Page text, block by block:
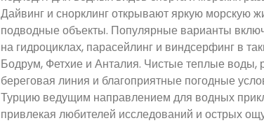
Дайвинг и снорклинг открывают яркую морскую
подводные объекты. Популярные варианты
на гидроциклах, парасейлинг и виндсерфинг в
Бодрум, Фетхие и Анталия. Чистые теплые воды,
береговая линия и благоприятные погодные
Турцию ведущим направлением для водных
привлекая любителей исследований и острых